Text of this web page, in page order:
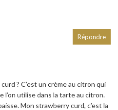
? C’est un crème au citron qui
l’on utilise dans la tarte au citron.
Mon strawberry curd, c’est la
Répondre